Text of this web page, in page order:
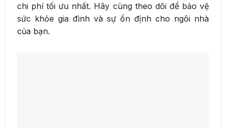
chi phí tối ưu nhất. Hãy cùng theo dõi để bảo vệ
sức khỏe gia đình và sự ổn định cho ngôi nhà
của bạn.